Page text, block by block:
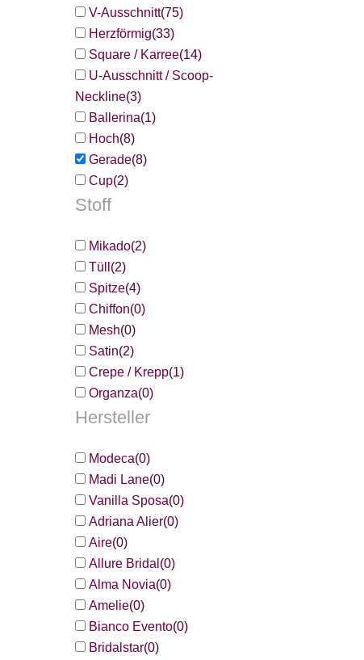
V-Ausschnitt(75)
Herzförmig(33)
Square / Karree(14)
U-Ausschnitt / Scoop-
Neckline(3)
Ballerina(1)
Hoch(8)
Gerade(8)
Cup(2)
Stoff
Mikado(2)
Tüll (2)
Spitze(4)
Chiffon(0)
Mesh(0)
Satin(2)
Crepe / Krepp(1)
Organza(0)
Hersteller
Modeca(0)
Madi Lane(0)
Vanilla Sposa(0)
Adriana Alier(0)
Aire(0)
Allure Bridal (0)
Alma Novia(0)
Amelie(0)
Bianco Evento(0)
Bridalstar(0)